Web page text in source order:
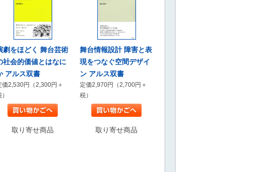
劇をほどく 舞台芸術
社会的価値とはなに
アルス双書
価2,530円（2,300円＋
取り寄せ商品
舞台情報設計 障害と表
現をつなぐ空間デザイ
ン アルス双書
定価2,970円（2,700円＋
税）
取り寄せ商品